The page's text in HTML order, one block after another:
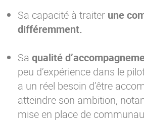
Sa capacité à traiter une
différemment.
Sa qualité
peu d’expérience dans le
a un réel besoin d’être
atteindre son ambition,
mise en place de